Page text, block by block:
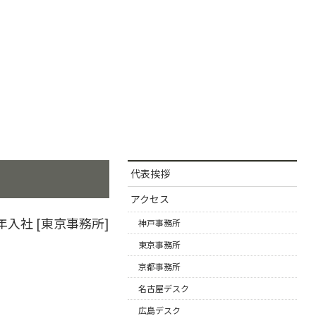
入社 [東京事務所]
代表挨拶
アクセス
神戸事務所
東京事務所
京都事務所
名古屋デスク
広島デスク